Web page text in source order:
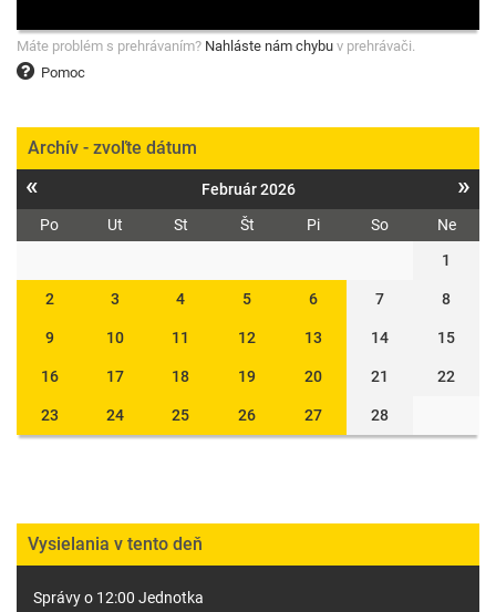
Pomoc
Máte problém s prehrávaním? Nahláste nám chybu v prehrávači.
Archív - zvoľte dátum
« Február 2026 »
Po Ut St Št Pi So
Ne
1
2 3 4 5 6 7 8
9 10 11 12 13 14 15
16 17 18 19 20 21 22
23 24 25 26 27 28
Vysielania v tento deň
Správy o 12:00 Jednotka